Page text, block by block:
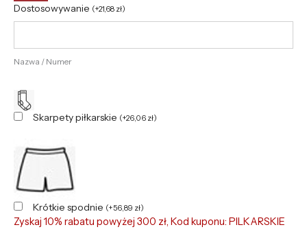
Dostosowywanie (+21,68 zł)
Nazwa / Numer
Skarpety piłkarskie (+26,06 zł)
Krótkie spodnie (+56,89 zł)
Zyskaj 10% rabatu powyżej 300 zł, Kod kuponu: PILKARSKIE